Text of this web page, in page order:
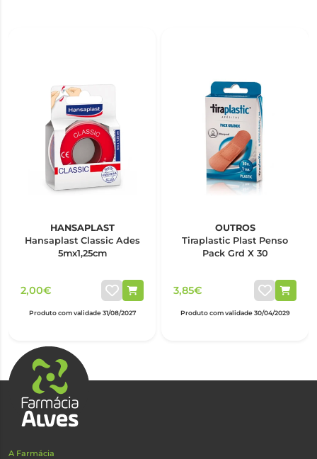
HANSAPLAST
Hansaplast Classic Ades
5mx1,25cm
2,00€
Produto com validade 31/08/2027
OUTROS
Tiraplastic Plast Penso
Pack Grd X 30
3,85€
Produto com validade 30/04/2029
A Farmácia